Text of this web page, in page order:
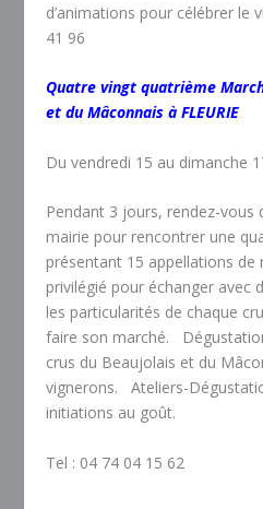
d’animations pour célébrer le
41 96
Quatre vingt quatrième
et du Mâconnais à FLEURIE
Du vendredi 15 au dimanche
Pendant 3 jours, rendez-vous
mairie pour rencontrer une
présentant 15 appellations
privilégié pour échanger avec
les particularités de chaque
faire son marché.
crus du Beaujolais et du
vignerons. Ateliers-
initiations au goût.
Tel : 04 74 04 15 62